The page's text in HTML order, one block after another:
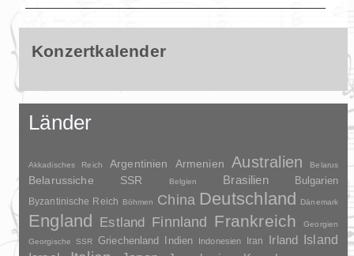
Konzertkalender
Länder
Akkadisches Reich Argentinien Armenien Australien Belarus
Belarussiche SSR Belgien Brasilien Bulgarien
Byzantinische Reich Böhmen China Deutschland Dänemark
England Estland Finnland Frankreich
Georgien
Georgische SSR
Griechenland Indien Indonesien Iran Irland
Island